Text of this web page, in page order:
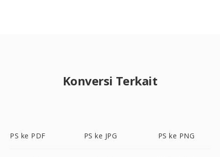
Konversi Terkait
PS ke PDF PS ke JPG PS ke PNG